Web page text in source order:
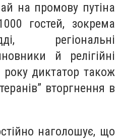
на промову путіна
гостей, зокрема
регіональні
й релігійні
диктатор також
вторгнення в
наголошує, що